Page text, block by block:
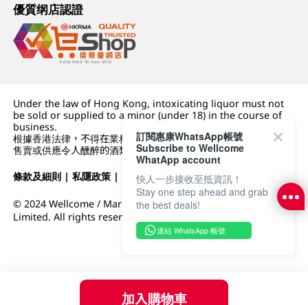
加入購物車
優質纲店認證
Under the law of Hong Kong, intoxicating liquor must not
be sold or supplied to a minor (under 18) in the course of
business.
根據香港法律，不得在業務過程中，向未成年人 (18 歲以下人士)
售賣或供應令人醺醉的酒類。
條款及細則 |私隱政策 | DFI零售集團
© 2024 Wellcome / Market Place. The Dairy Farm Company
Limited. All rights reserved.
訂閱惠康WhatsApp帳號
Subscribe to Wellcome
WhatApp account
快人一步接收至抵資訊！
Stay one step ahead and grab
the best deals!
連結 WhatsApp 帳號